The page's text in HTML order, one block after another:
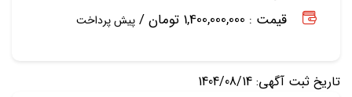
قیمت : 1,400,000,000 تومان /
پیش پرداخت
تاریخ ثبت آگهی: 1404/08/14